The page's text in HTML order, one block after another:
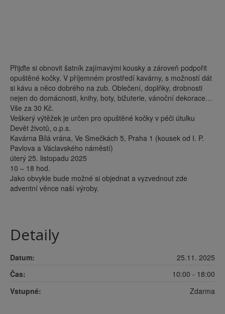
Přijďte si obnovit šatník zajímavými kousky a zároveň podpořit
opuštěné kočky. V příjemném prostředí kavárny, s možností dát
si kávu a něco dobrého na zub. Oblečení, doplňky, drobnosti
nejen do domácnosti, knihy, boty, bižuterie, vánoční dekorace…
Vše za 30 Kč.
Veškerý výtěžek je určen pro opuštěné kočky v péči útulku
Devět životů, o.p.s.
Kavárna Bílá vrána, Ve Smečkách 5, Praha 1 (kousek od I. P.
Pavlova a Václavského náměstí)
úterý 25. listopadu 2025
10 – 18 hod.
Jako obvykle bude možné si objednat a vyzvednout zde
adventní věnce naší výroby.
Detaily
Datum:
25.11. 2025
Čas:
10:00 - 18:00
Vstupné:
Zdarma